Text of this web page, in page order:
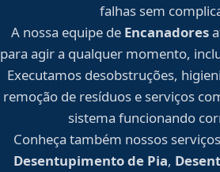
falhas sem
A nossa equipe de Encanadores
para agir a qualquer momento,
Executamos desobstruções,
remoção de resíduos e serviços
sistema funcionando
Conheça também nossos
Desentupimento de Pia,